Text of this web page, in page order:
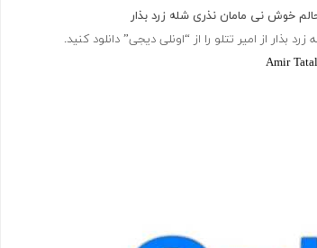
خوش نى مامان نذرى شله زرد بذار
بذار از امیر تتلو را از “اونلی دیجی” دانلود کنید.
Amir